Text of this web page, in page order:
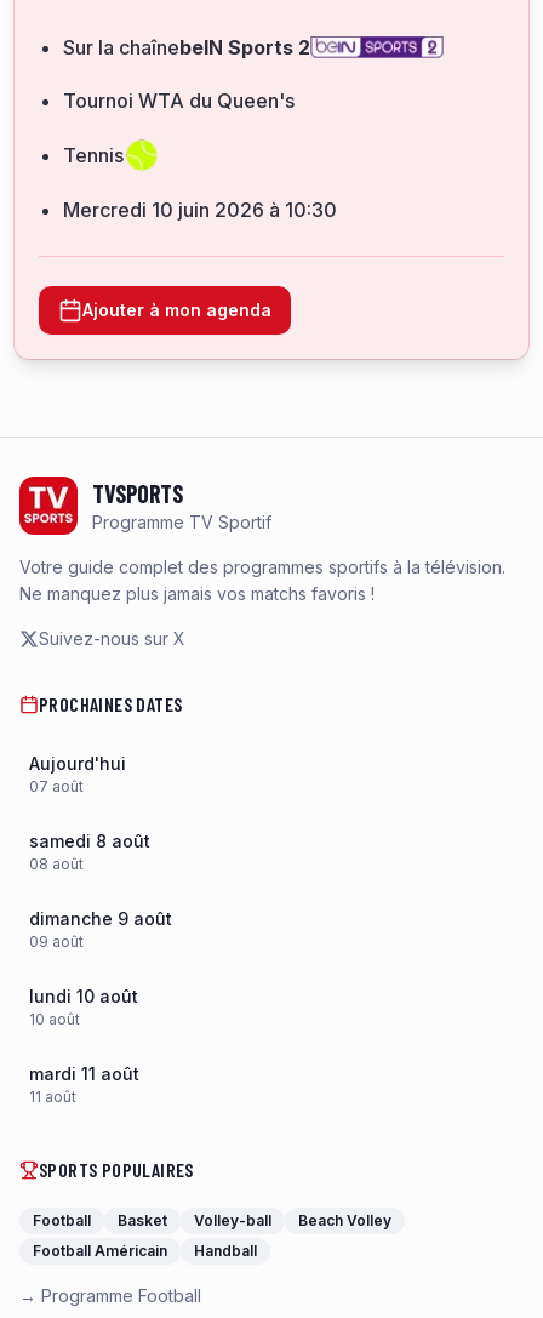
Sur la chaînebeIN Sports 2
Tournoi WTA du Queen's
Tennis
mercredi 10 juin 2026 à 10:30
Ajouter à mon agenda
TVSPORTS
Programme TV Sportif
Votre guide complet des programmes sportifs à la télévision.
Ne manquez plus jamais vos matchs favoris !
Suivez-nous sur X
PROCHAINES DATES
Aujourd'hui
07 août
samedi 8 août
08 août
dimanche 9 août
09 août
lundi 10 août
10 août
mardi 11 août
11 août
SPORTS POPULAIRES
Football Basket Volley-ball
Beach Volley
Football Américain
Handball
→ Programme Football